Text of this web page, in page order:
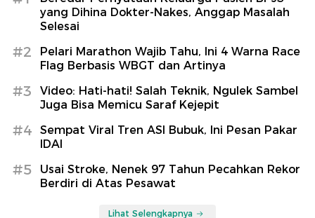
yang Dihina Dokter-Nakes, Anggap Masalah
Selesai
#2
Pelari Marathon Wajib Tahu, Ini 4 Warna Race
Flag Berbasis WBGT dan Artinya
#3
Video: Hati-hati! Salah Teknik, Ngulek Sambel
Juga Bisa Memicu Saraf Kejepit
#4
Sempat Viral Tren ASI Bubuk, Ini Pesan Pakar
IDAI
#5
Usai Stroke, Nenek 97 Tahun Pecahkan Rekor
Berdiri di Atas Pesawat
Lihat Selengkapnya